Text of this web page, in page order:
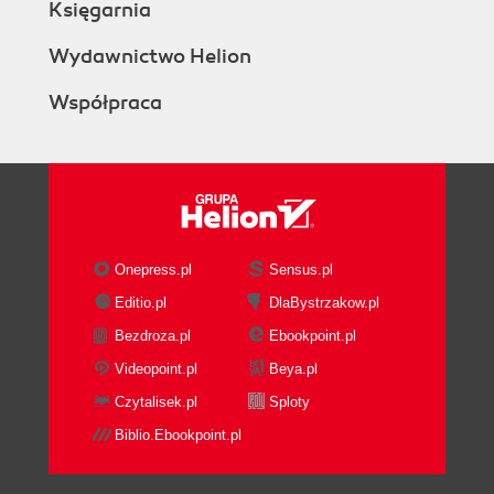
Księgarnia
Wydawnictwo Helion
Współpraca
Onepress.pl
Sensus.pl
Editio.pl
DlaBystrzakow.pl
Bezdroza.pl
Ebookpoint.pl
Videopoint.pl
Beya.pl
Czytalisek.pl
Sploty
Biblio.Ebookpoint.pl